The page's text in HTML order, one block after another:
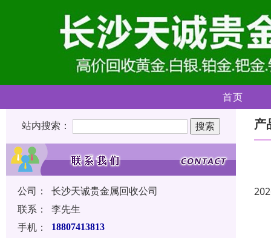
首页
站内搜索：
公司：
长沙天诚贵金属回收公司
联系：
李先生
手机：
18807413813
产